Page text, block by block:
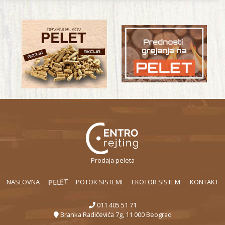
Prodaja peleta
NASLOVNA PELET POTOK SISTEMI EKOTOR SISTEM KONTAKT
011 405 51 71
Branka Radičevića 7g, 11 000 Beograd